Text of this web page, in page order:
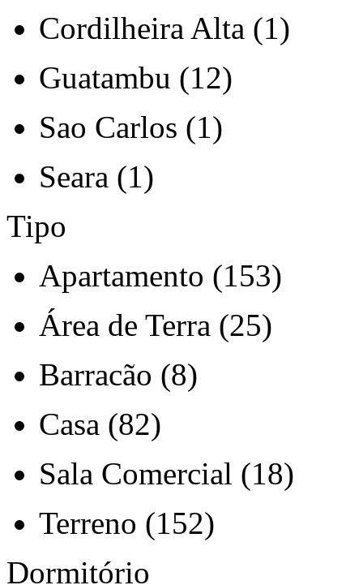
Cordilheira Alta (1)
Guatambu (12)
Sao Carlos (1)
Seara (1)
Tipo
Apartamento (153)
Área de Terra (25)
Barracão (8)
Casa (82)
Sala Comercial (18)
Terreno (152)
Dormitório